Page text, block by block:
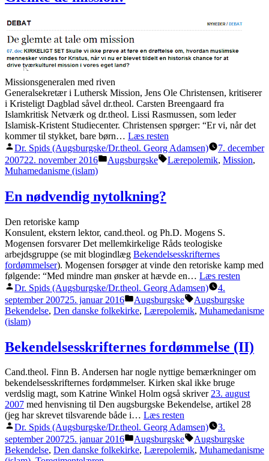
Missionsgeneralen med riven
Generalsekretær i Luthersk Mission, Jens Ole Christensen, kritiserer
i Kristeligt Dagblad såvel dr.theol. Carsten Breengaard fra
Islamkritisk Netværk og dr.theol. Lissi Rasmussen, som leder
Islamisk-Kristent Studiecenter. Christensen spørger: “Er vi, når det
kommer til stykket, bare børn… Læs resten
Posted
by
Dr. Spids (Augsburgske/Dr.theol. Georg Adamsen)
7. december
200722. november 2016
Posted
Augsburgske Tags:
Lærepolemik, Mission,
Muhamedanisme (islam)
En nødvendig nytolkning?
Den retoriske kamp
Konsulent, ekstern lektor, cand.theol. og Ph.D. Mogens S.
Mogensen forsvarer Det mellemkirkelige Råds teologiske
arbejdsgruppe (se mit blogindlæg Bekendelsesskrifternes
fordømmelser). Mogensen forsøger at vinde den retoriske kamp med
følgende: “Med mindre man ønsker at hævde en… Læs resten
Posted
by
Dr. Spids (Augsburgske/Dr.theol. Georg Adamsen)
4.
september 200725. januar 2016
Posted
in
Augsburgske Tags:
Augsburgske
Bekendelse, Den danske folkekirke, Lærepolemik, Muhamedanisme
(islam)
Bekendelsesskrifternes fordømmelse (II)
Cand.theol. Finn B. Andersen har nogle nyttige bemærkninger om
bekendelsesskrifternes fordømmelser. Kirken skal ikke bruge
verdslig magt, som Katrine Winkel Holm også skriver23. august
2007 med henvisning til Den augsburgske Bekendelse, artikel 28
(jeg har skrevet tilsvarende både i… Læs resten
Posted
by
Dr. Spids (Augsburgske/Dr.theol. Georg Adamsen)
3.
september 200725. januar 2016
Posted
in
Augsburgske Tags:
Augsburgske
Bekendelse, Den danske folkekirke, Lærepolemik, Muhamedanisme